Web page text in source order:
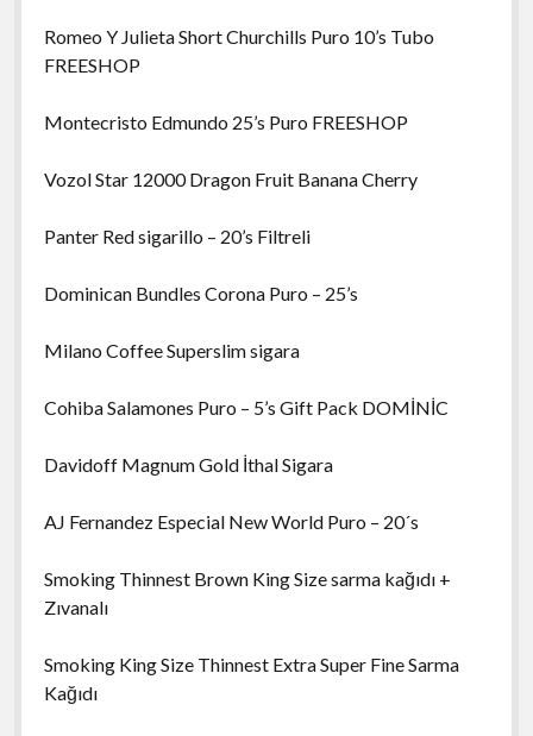
Romeo Y Julieta Short Churchills Puro 10’s Tubo
FREESHOP
Montecristo Edmundo 25’s Puro FREESHOP
Vozol Star 12000 Dragon Fruit Banana Cherry
Panter Red sigarillo – 20’s Filtreli
Dominican Bundles Corona Puro – 25’s
Milano Coffee Superslim sigara
Cohiba Salamones Puro – 5’s Gift Pack DOMİNİC
Davidoff Magnum Gold İthal Sigara
AJ Fernandez Especial New World Puro – 20´s
Smoking Thinnest Brown King Size sarma kağıdı +
Zıvanalı
Smoking King Size Thinnest Extra Super Fine Sarma
Kağıdı